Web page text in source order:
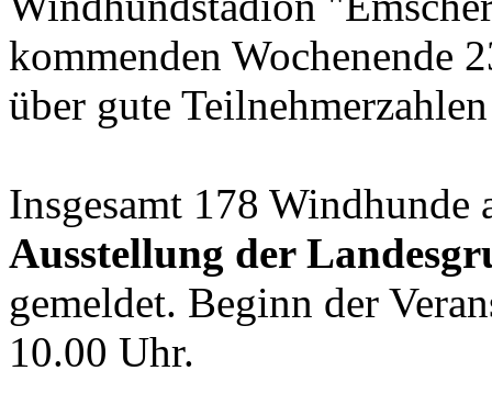
kommenden Wochenende
über gute
Insgesamt 178 Windhunde
Ausstellung der
gemeldet. Beginn der
10.00 Uhr.